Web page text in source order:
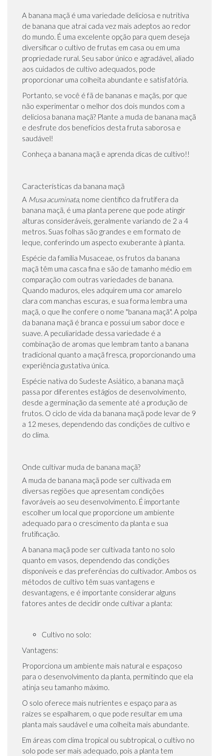
A banana maçã é uma variedade deliciosa e nutritiva
de banana que atrai cada vez mais adeptos ao redor
do mundo. É uma excelente opção para quem deseja
diversificar o cultivo de frutas em casa ou em uma
propriedade rural. Seu sabor único e agradável, aliado
aos cuidados de cultivo adequados, pode
proporcionar uma colheita abundante e satisfatória.
Portanto, se você é fã de bananas e maçãs, por que
não experimentar o melhor dos dois mundos com a
deliciosa banana maçã? Plante a muda de banana maçã
e desfrute dos benefícios desta fruta saborosa e
saudável!
Conheça a banana maçã e aprenda dicas de cultivo!!
Características da banana maçã
A Musa acuminata, nome científico da frutífera da
banana maçã, é uma planta perene que pode atingir
alturas consideráveis, geralmente variando de 2 a 4
metros. Suas folhas são grandes e em formato de
leque, conferindo um aspecto exuberante à planta.
Espécie da família Musaceae, os frutos da banana
maçã têm uma casca fina e são de tamanho médio em
comparação com outras variedades de banana.
Quando maduros, eles adquirem uma cor amarelo
clara com manchas escuras, e sua forma lembra uma
maçã, o que lhe confere o nome "banana maçã". A polpa
da banana maçã é branca e possui um sabor doce e
suave. A peculiaridade dessa variedade é a
combinação de aromas que lembram tanto a banana
tradicional quanto a maçã fresca, proporcionando uma
experiência gustativa única.
Espécie nativa do Sudeste Asiático, a banana maçã
passa por diferentes estágios de desenvolvimento,
desde a germinação da semente até a produção de
frutos. O ciclo de vida da banana maçã pode levar de 9
a 12 meses, dependendo das condições de cultivo e
do clima.
Onde cultivar muda de banana maçã?
A muda de banana maçã pode ser cultivada em
diversas regiões que apresentam condições
favoráveis ao seu desenvolvimento. É importante
escolher um local que proporcione um ambiente
adequado para o crescimento da planta e sua
frutificação.
A banana maçã pode ser cultivada tanto no solo
quanto em vasos, dependendo das condições
disponíveis e das preferências do cultivador. Ambos os
métodos de cultivo têm suas vantagens e
desvantagens, e é importante considerar alguns
fatores antes de decidir onde cultivar a planta:
Cultivo no solo:
Vantagens:
Proporciona um ambiente mais natural e espaçoso
para o desenvolvimento da planta, permitindo que ela
atinja seu tamanho máximo.
O solo oferece mais nutrientes e espaço para as
raízes se espalharem, o que pode resultar em uma
planta mais saudável e uma colheita mais abundante.
Em áreas com clima tropical ou subtropical, o cultivo no
solo pode ser mais adequado, pois a planta tem